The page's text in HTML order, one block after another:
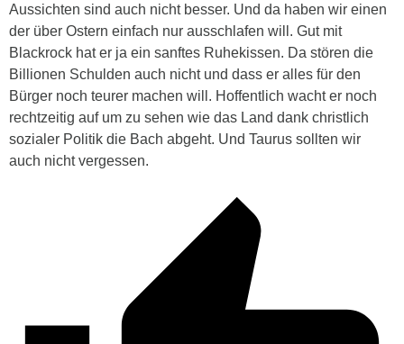
Aussichten sind auch nicht besser. Und da haben wir einen
der über Ostern einfach nur ausschlafen will. Gut mit
Blackrock hat er ja ein sanftes Ruhekissen. Da stören die
Billionen Schulden auch nicht und dass er alles für den
Bürger noch teurer machen will. Hoffentlich wacht er noch
rechtzeitig auf um zu sehen wie das Land dank christlich
sozialer Politik die Bach abgeht. Und Taurus sollten wir
auch nicht vergessen.